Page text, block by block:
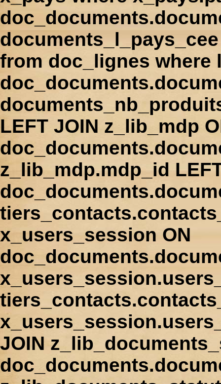
from doc_lignes where
LEFT JOIN z_lib_mdp
z_lib_mdp.mdp_id
x_users_session ON
JOIN